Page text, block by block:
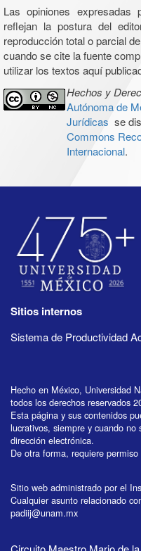
Las opiniones expresadas
reflejan la postura del
reproducción total o parcial
cuando se cite la fuente
utilizar los textos aquí
Hechos y
Autónoma de
Jurídicas se
Commons
Internacional.
Sitios internos
Sistema de Productividad
Hecho en México, Universidad
todos los derechos reservados
Esta página y sus contenidos
lucrativos, siempre y cuando
dirección electrónica.
De otra forma, requiere
Sitio web administrado por el
Cualquier asunto relacionado
padiij@unam.mx